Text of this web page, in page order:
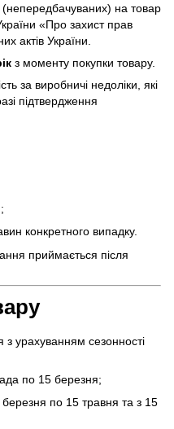
(непередбачуваних) на товар
«Про захист прав
актів України.
з моменту покупки товару.
за виробничі недоліки, які
підтвердження
конкретного випадку.
приймається після
з урахуванням сезонності
по 15 березня;
по 15 травня та з 15